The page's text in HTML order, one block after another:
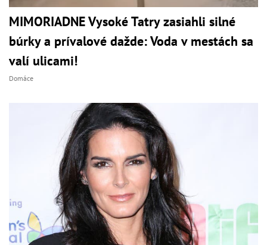
MIMORIADNE Vysoké Tatry zasiahli silné
búrky a prívalové dažde: Voda v mestách sa
valí ulicami!
Domáce